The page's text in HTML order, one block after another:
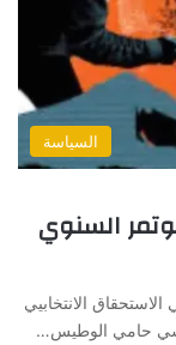
السياسة
السنوي
الانتخابيي